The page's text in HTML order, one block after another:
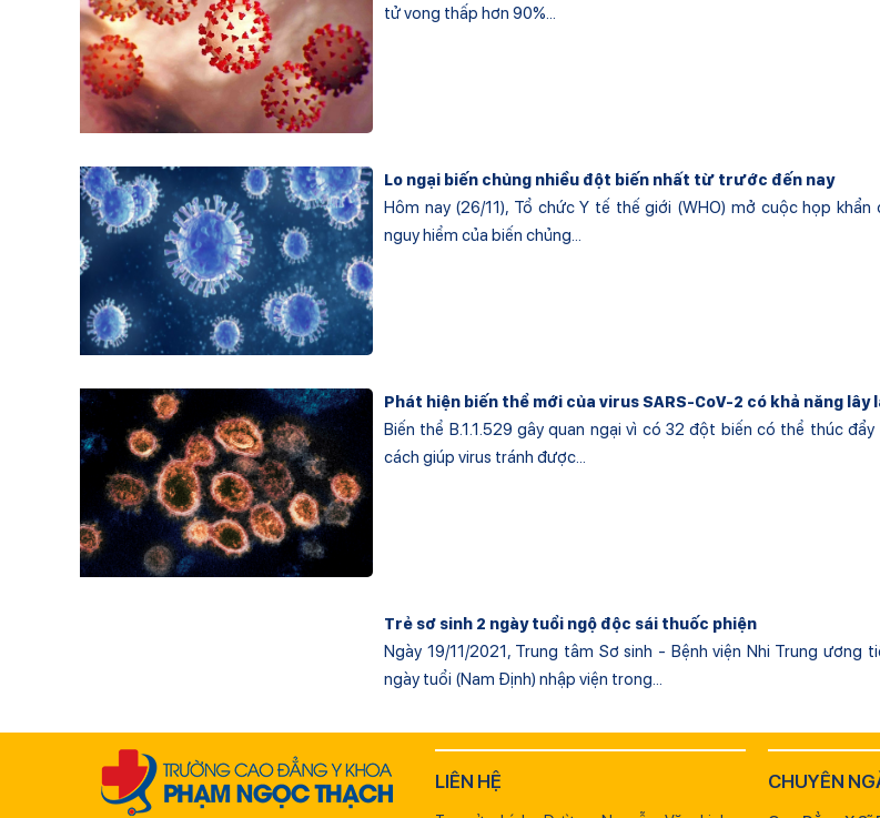
tử vong thấp hơn 90%...
Lo ngại biến chủng nhiều đột biến nhất từ trước đến nay
Hôm nay (26/11), Tổ chức Y tế thế giới (WHO) mở cuộc họp khẩn
nguy hiểm của biến chủng...
Phát hiện biến thể mới của virus SARS-CoV-2 có khả năng lây
Biến thể B.1.1.529 gây quan ngại vì có 32 đột biến có thể thúc
cách giúp virus tránh được...
Trẻ sơ sinh 2 ngày tuổi ngộ độc sái thuốc phiện
Ngày 19/11/2021, Trung tâm Sơ sinh - Bệnh viện Nhi Trung ương
ngày tuổi (Nam Định) nhập viện trong...
LIÊN HỆ CHUYÊN